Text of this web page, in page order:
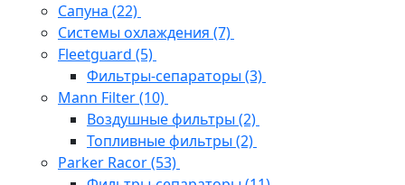
Сапуна (22)
Системы охлаждения (7)
Fleetguard (5)
Фильтры-сепараторы (3)
Mann Filter(10)
Воздушные фильтры (2)
Топливные фильтры (2)
Parker Racor(53)